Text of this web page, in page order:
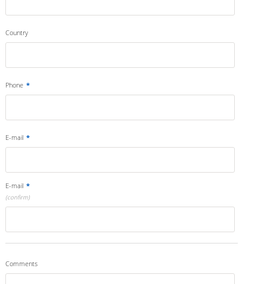
Country
Phone *
E-mail *
E-mail *
(confirm)
Comments